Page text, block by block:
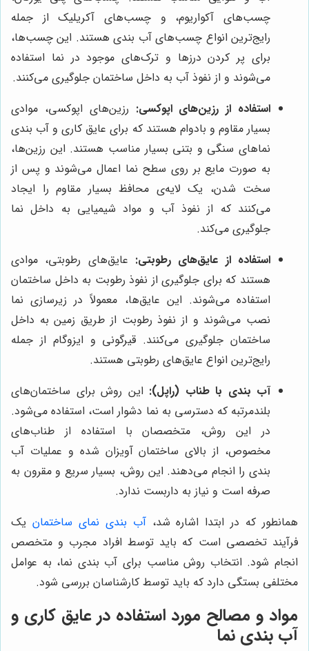
چسب‌های آکواریوم، و چسب‌های آکریلیک از جمله
رایج‌ترین انواع چسب‌های آب بندی هستند. این چسب‌ها،
برای پر کردن درزها و ترک‌های موجود در نما استفاده
می‌شوند و از نفوذ آب به داخل ساختمان جلوگیری می‌کنند.
استفاده از رزین‌های اپوکسی: رزین‌های اپوکسی، موادی
بسیار مقاوم و بادوام هستند که برای عایق کاری و آب بندی
نماهای سنگی و بتنی بسیار مناسب هستند. این رزین‌ها،
به صورت مایع بر روی سطح نما اعمال می‌شوند و پس از
سخت شدن، یک لایه‌ی محافظ بسیار مقاوم را ایجاد
می‌کنند که از نفوذ آب و مواد شیمیایی به داخل نما
جلوگیری می‌کند.
استفاده از عایق‌های رطوبتی: عایق‌های رطوبتی، موادی
هستند که برای جلوگیری از نفوذ رطوبت به داخل ساختمان
استفاده می‌شوند. این عایق‌ها، معمولاً در زیرسازی نما
نصب می‌شوند و از نفوذ رطوبت از طریق زمین به داخل
ساختمان جلوگیری می‌کنند. قیرگونی و ایزوگام از جمله
رایج‌ترین انواع عایق‌های رطوبتی هستند.
آب بندی با طناب (راپل): این روش برای ساختمان‌های
بلندمرتبه که دسترسی به نما دشوار است، استفاده می‌شود.
در این روش، متخصصان با استفاده از طناب‌های
مخصوص، از بالای ساختمان آویزان شده و عملیات آب
بندی را انجام می‌دهند. این روش، بسیار سریع و مقرون به
صرفه است و نیاز به داربست ندارد.
همانطور که در ابتدا اشاره شد،آب بندی نمای ساختمان یک
فرآیند تخصصی است که باید توسط افراد مجرب و متخصص
انجام شود. انتخاب روش مناسب برای آب بندی نما، به عوامل
مختلفی بستگی دارد که باید توسط کارشناسان بررسی شود.
مواد و مصالح مورد استفاده در عایق کاری و
آب بندی نما